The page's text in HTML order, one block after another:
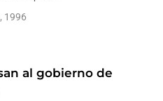
1996
al gobierno de